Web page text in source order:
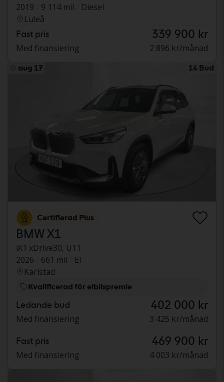
2019
9 114 mil
Diesel
Luleå
Fast pris 339 900 kr
Med finansiering 2 896 kr/månad
aug 17 14 Bud
Certifierad Plus
BMW X1
iX1 xDrive30, U11
2026
661 mil
El
Karlstad
Kvalificerad för elbilspremie
Ledande bud 402 000 kr
Med finansiering 3 425 kr/månad
Fast pris 469 900 kr
Med finansiering 4 003 kr/månad